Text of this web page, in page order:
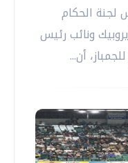
الحكام
ونائب رئيس
أن...